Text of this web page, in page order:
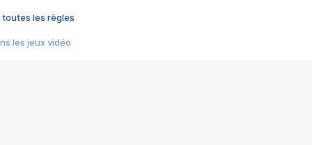
toutes les règles
les jeux vidéo